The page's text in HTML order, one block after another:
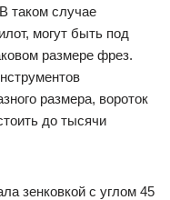
таком случае
могут быть под
размере фрез.
размера, вороток
до тысячи
зенковкой с углом 45